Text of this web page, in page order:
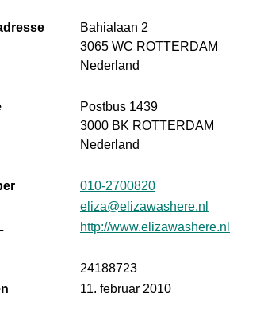
Bahialaan 2
3065 WC ROTTERDAM
Nederland
Postbus 1439
3000 BK ROTTERDAM
Nederland
010-2700820
eliza@elizawashere.nl
http://www.elizawashere.nl
24188723
11. februar 2010